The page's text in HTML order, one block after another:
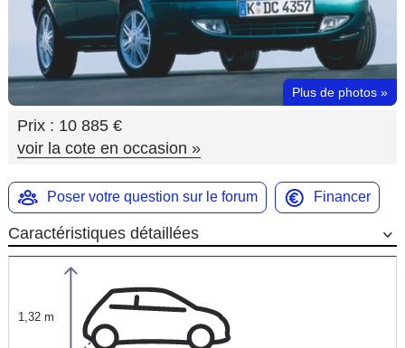
Services
Forum
Moto
Marques
Plus de photos »
Prix : 10 885 €
voir la cote en occasion »
Poser votre question sur le forum Financer
Caractéristiques détaillées
1,32 m